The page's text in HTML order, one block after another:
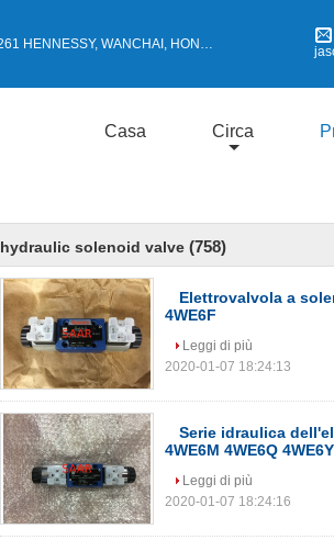
WANCHAI, HONG KONG
Casa Circa
hydraulic solenoid valve (758)
Elettrovalvola a
4WE6F
Leggi di più
2020-01-07 18:24:13
Serie idraulica
4WE6M 4WE6Q 4WE6Y
Leggi di più
2020-01-07 18:24:16